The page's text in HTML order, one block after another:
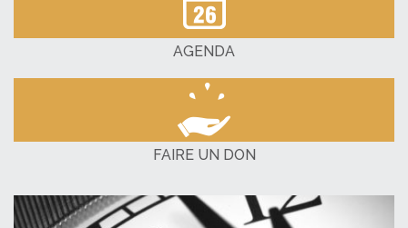
AGENDA
FAIRE UN DON